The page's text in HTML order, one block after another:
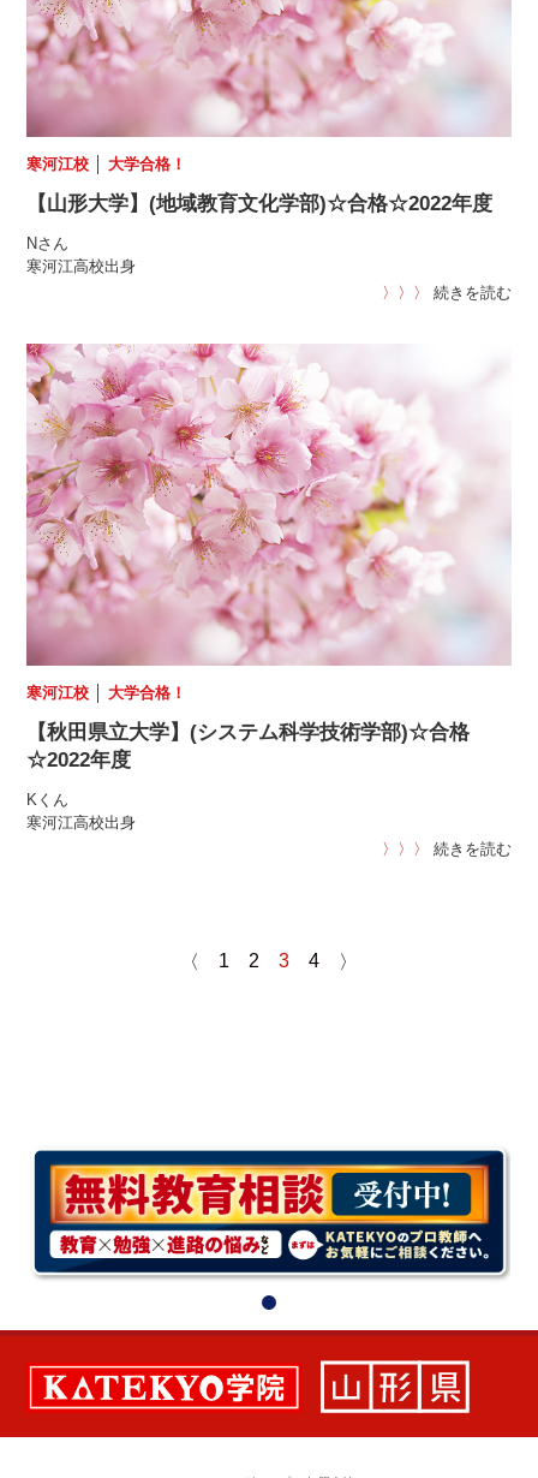
寒河江校 │大学合格！
【山形大学】(地域教育文化学部)☆合格☆2022年度
Nさん
寒河江高校出身
〉〉〉
続きを読む
寒河江校 │大学合格！
【秋田県立大学】(システム科学技術学部)☆合格
☆2022年度
Kくん
寒河江高校出身
〉〉〉
続きを読む
〈 1 2 3 4 〉